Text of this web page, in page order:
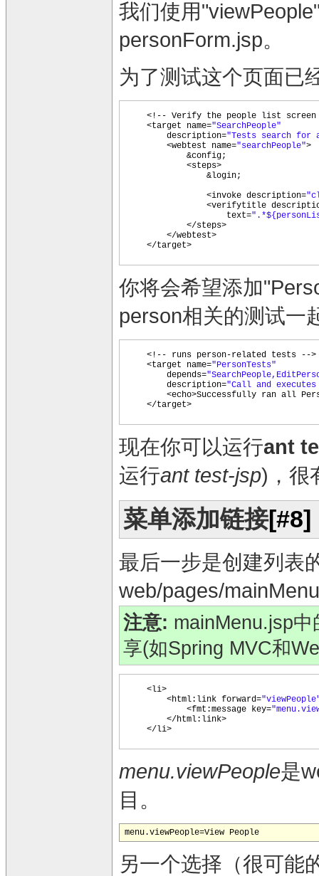
我们使用
personForm.jsp。
为了测试这个页面已
<!-- Verify the people list
<target name="SearchPeople"
description="Tests search for
<webtest name="searchPeople">
&config;
<steps>
&login;
<invoke description=
<verifytitle
text=
</steps>
</webtest>
</target>
你将会希望添加
person相关的测试一
<!-- runs person-related tests -->
<target name="PersonTests"
depends=
description="Call and
<echo>Successfully ran all
</target>
现在你可以运行ant
运行ant test-jsp)，很
菜单添加链接[#8]
最后一步是创建列表
web/pages/
注意: mainMenu.jsp
享(如Spring MVC和
<li>
<html:link forward=
<fmt:message key=
</html:link>
</li>
menu.viewPeople是
目。
另一个选择（很可能